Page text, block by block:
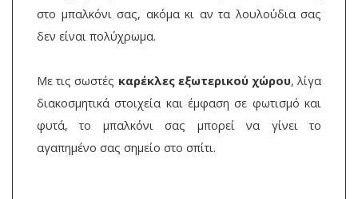
στο μπαλκόνι σας, ακόμα κι αν τα λουλούδια σας
δεν είναι πολύχρωμα.
Με τις σωστές καρέκλες εξωτερικού χώρου, λίγα
διακοσμητικά στοιχεία και έμφαση σε φωτισμό και
φυτά, το μπαλκόνι σας μπορεί να γίνει το
αγαπημένο σας σημείο στο σπίτι.